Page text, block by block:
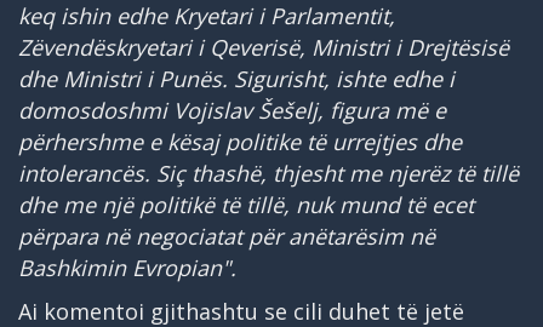
keq ishin edhe Kryetari i Parlamentit,
Zëvendëskryetari i Qeverisë, Ministri i Drejtësisë
dhe Ministri i Punës. Sigurisht, ishte edhe i
domosdoshmi Vojislav Šešelj, figura më e
përhershme e kësaj politike të urrejtjes dhe
intolerancës. Siç thashë, thjesht me njerëz të tillë
dhe me një politikë të tillë, nuk mund të ecet
përpara në negociatat për anëtarësim në
Bashkimin Evropian".
Ai komentoi gjithashtu se cili duhet të jetë